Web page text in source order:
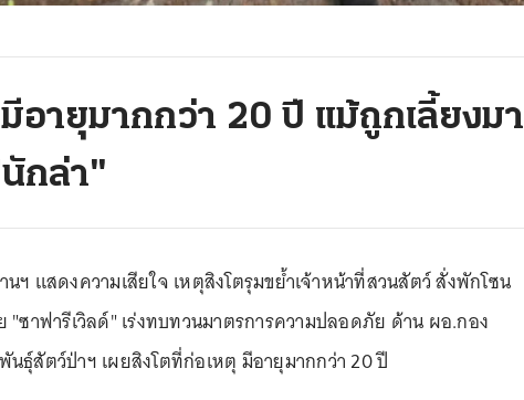
อายุมากกว่า 20 ปี แม้ถูกเลี้ยงมา
กล่า"
ฯ แสดงความเสียใจ เหตุสิงโตรุมขย้ำเจ้าหน้าที่สวนสัตว์ สั่งพักโซน
"ซาฟารีเวิลด์" เร่งทบทวนมาตรการความปลอดภัย ด้าน ผอ.กอง
นธุ์สัตว์ป่าฯ เผยสิงโตที่ก่อเหตุ มีอายุมากกว่า 20 ปี